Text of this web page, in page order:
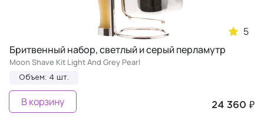
5
Бритвенный набор, светлый и серый перламутр
Moon Shave Kit Light And Grey Pearl
Объем: 4 шт.
24 360 ₽
В корзину